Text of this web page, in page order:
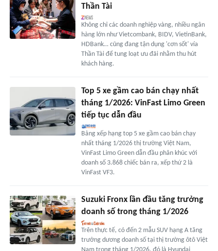
Thần Tài
Không chỉ các doanh nghiệp vàng, nhiều ngân
hàng lớn như Vietcombank, BIDV, VietinBank,
HDBank… cũng đang tận dụng 'cơn sốt' vía
Thần Tài để tung loạt ưu đãi nhằm thu hút
khách hàng.
Top 5 xe gầm cao bán chạy nhất
tháng 1/2026: VinFast Limo Green
tiếp tục dẫn đầu
Bảng xếp hạng top 5 xe gầm cao bán chạy
nhất tháng 1/2026 thị trường Việt Nam,
VinFast Limo Green dẫn đầu phân khúc với
doanh số 3.868 chiếc bán ra, xếp thứ 2 là
VinFast VF3.
Suzuki Fronx lần đầu tăng trưởng
doanh số trong tháng 1/2026
Trên thực tế, có đến 2 mẫu SUV hạng A tăng
trưởng dương doanh số tại thị trường ôtô Việt
Nam trong tháng 1/2026, đó là Hyundai